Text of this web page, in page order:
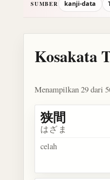
SUMBER kanji-data
Kosakata
Menampilkan 29 dari
狭間
はざま
celah